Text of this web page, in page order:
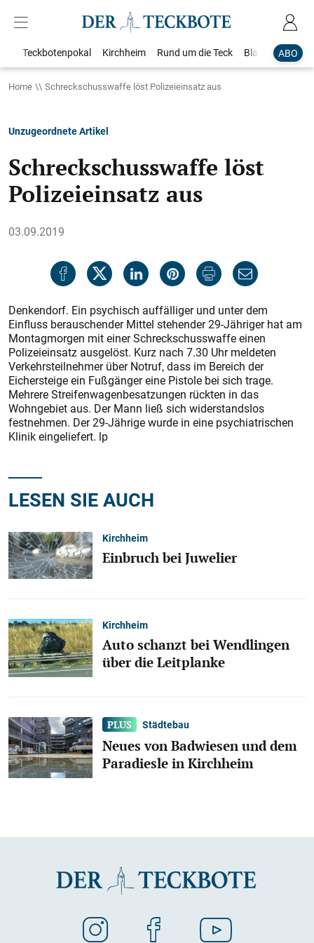
ABO
Teckbotenpokal Kirchheim Rund um die Teck Blaulicht
Home Schreckschusswaffe löst Polizeieinsatz aus
Unzugeordnete Artikel
Schreckschusswaffe löst
Polizeieinsatz aus
03.09.2019
Denkendorf. Ein psychisch auffälliger und unter dem
Einfluss berauschender Mittel stehender 29-Jähriger hat am
Montagmorgen mit einer Schreckschusswaffe einen
Polizeieinsatz ausgelöst. Kurz nach 7.30 Uhr meldeten
Verkehrsteilnehmer über Notruf, dass im Bereich der
Eichersteige ein Fußgänger eine Pistole bei sich trage.
Mehrere Streifenwagenbesatzungen rückten in das
Wohngebiet aus. Der Mann ließ sich widerstandslos
festnehmen. Der 29-Jährige wurde in eine psychiatrischen
Klinik eingeliefert. lp
LESEN SIE AUCH
Kirchheim
Einbruch bei Juwelier
Kirchheim
Auto schanzt bei Wendlingen
über die Leitplanke
Städtebau
Neues von Badwiesen und dem
Paradiesle in Kirchheim